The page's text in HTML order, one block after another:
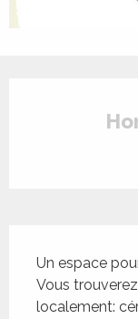
Ouverture
Un espace
Vous
localement: